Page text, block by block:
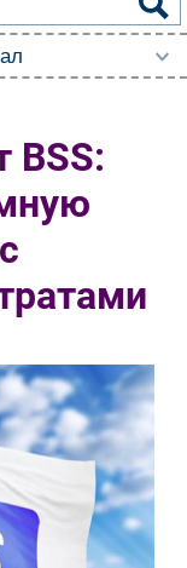
BSS: